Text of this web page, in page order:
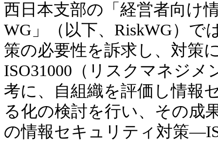
西日本支部の「経営者向け
WG」（以下、RiskWG）で
策の必要性を訴求し、対策
ISO31000（リスクマネジ
考に、自組織を評価し情報
る化の検討を行い、その成
の情報セキュリティ対策